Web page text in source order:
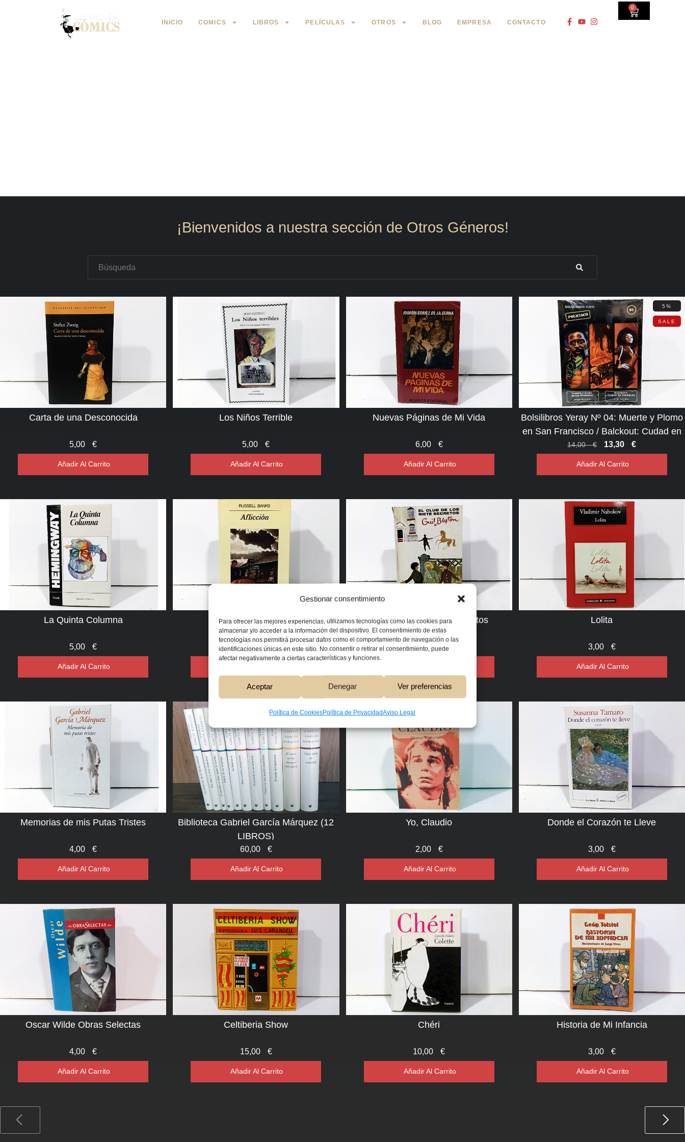
Gestionar consentimiento
Para ofrecer las mejores experiencias, utilizamos tecnologías como las cookies para
almacenar y/o acceder a la información del dispositivo. El consentimiento de estas
tecnologías nos permitirá procesar datos como el comportamiento de navegación o las
identificaciones únicas en este sitio. No consentir o retirar el consentimiento, puede
afectar negativamente a ciertas características y funciones.
Aceptar Denegar Ver preferencias
Política de CookiesPolítica de PrivacidadAviso Legal
INICIO COMICS LIBROS PELÍCULAS OTROS BLOG EMPRESA CONTACTO
0
¡Bienvenidos a nuestra sección de Otros Géneros!
Carta de una Desconocida
5,00€
Añadir Al Carrito
Los Niños Terrible
5,00€
Añadir Al Carrito
Nuevas Páginas de Mi Vida
6,00 €
Añadir Al Carrito
5%
SALE
Bolsilibros Yeray Nº 04: Muerte y Plomo
en San Francisco / Balckout: Cudad en
Tinieblas
14,00€ 13,30€
Añadir Al Carrito
La Quinta Columna
5,00€
Añadir Al Carrito
Aflicción
5,00€
El Club de los Siete Secretos
2,00€
Lolita
3,00 €
Añadir Al Carrito
Memorias de mis Putas Tristes
4,00€
Añadir Al Carrito
Biblioteca Gabriel García Márquez (12
LIBROS)
60,00 €
Añadir Al Carrito
Yo, Claudio
2,00 €
Añadir Al Carrito
Donde el Corazón te Lleve
3,00 €
Añadir Al Carrito
Oscar Wilde Obras Selectas
4,00€
Añadir Al Carrito
Celtiberia Show
15,00 €
Añadir Al Carrito
Chéri
10,00€
Añadir Al Carrito
Historia de Mi Infancia
3,00 €
Añadir Al Carrito